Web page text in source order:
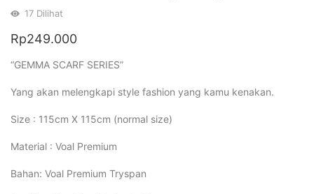
17 Dilihat
Rp249.000
“GEMMA SCARF SERIES”
Yang akan melengkapi style fashion yang kamu kenakan.
Size : 115cm X 115cm (normal size)
Material : Voal Premium
Bahan: Voal Premium Tryspan